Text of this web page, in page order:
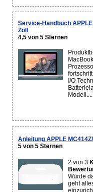
Service-Handbuch
Zoll
4,5 von 5 Sternen
I/O
Modell....
Anleitung APPLE
5 von 5 Sternen
2 von 3
Würde
geht